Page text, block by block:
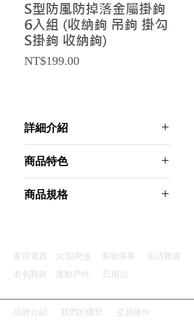
S型防風防掉落金屬掛鉤
6入組 (收納鉤 吊鉤 掛勾
S掛鉤 收納鉤)
NT$199.00Price
詳細介紹
商品特色
防風設計：穩固掛放無懼大風吹
商品規格
主要材質：鐵
商品尺寸：9*5*0.5cm
產地名稱：中國大陸
代理商：亞桓有限公司
家用電器 3C與周邊 美妝保養
生活雜貨
衣包鞋錶
運動戶外 日用品
品牌介紹 我們的優勢 交易條件